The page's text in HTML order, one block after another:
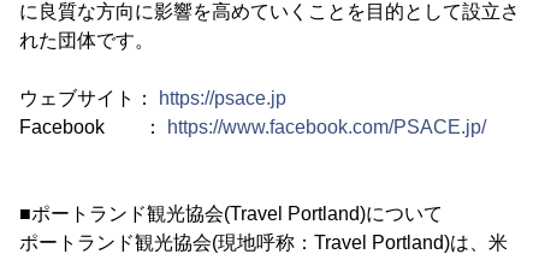
に良質な方向に影響を高めていくことを目的として設立さ
れた団体です。
ウェブサイト：
https://psace.jp
Facebook ：
https://www.facebook.com/PSACE.jp/
■ポートランド観光協会(Travel Portland)について
ポートランド観光協会(現地呼称：Travel Portland)は、米